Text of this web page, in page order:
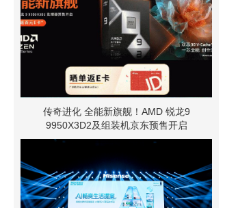
传奇进化 全能新旗舰！AMD 锐龙9
9950X3D2及组装机京东预售开启